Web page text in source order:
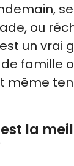
ou
un vrai
famille
même
la